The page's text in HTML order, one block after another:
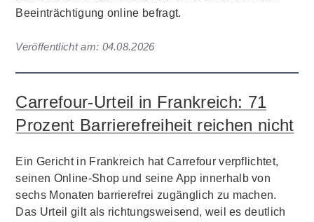
Beeinträchtigung online befragt.
Veröffentlicht am: 04.08.2026
Carrefour-Urteil in Frankreich: 71
Prozent Barrierefreiheit reichen nicht
Ein Gericht in Frankreich hat Carrefour verpflichtet,
seinen Online-Shop und seine App innerhalb von
sechs Monaten barrierefrei zugänglich zu machen.
Das Urteil gilt als richtungsweisend, weil es deutlich